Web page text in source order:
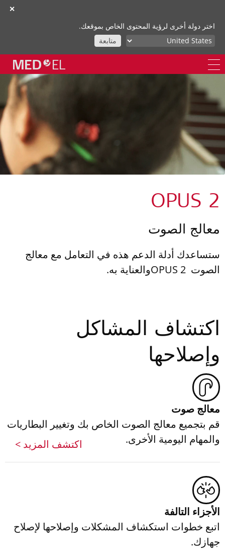
✕
اختر دولة أخرى لرؤية المحتوى الخاص بموقعك.
متابعة
OPUS 2
معالج الصوت
ستساعدك أدلة الدعم هذه في التعامل مع معالج
الصوت OPUS 2 ‎والعناية به.
اكتشاف المشاكل
وإصلاحها
معالج صوت
قم بتجميع معالج الصوت الخاص بك وتغيير البطاريات
والمهام اليومية الأخرى.
اكتشف المزيد >
الأجزاء التالفة
اتبع خطوات استكشاف المشكلات وإصلاحها لإصلاح
جهازك.